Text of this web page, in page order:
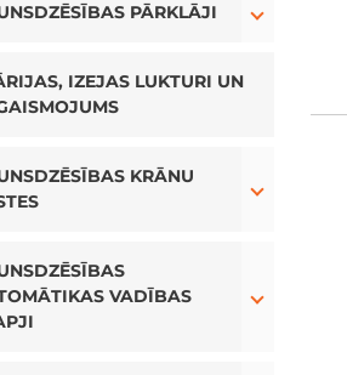
PĀRKLĀJI
IZEJAS LUKTURI UN
KRĀNU
VADĪBAS